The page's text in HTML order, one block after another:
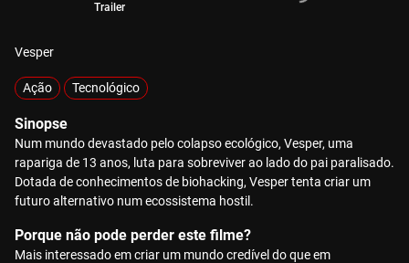
Trailer
Vesper
Ação Tecnológico
Sinopse
Num mundo devastado pelo colapso ecológico, Vesper, uma
rapariga de 13 anos, luta para sobreviver ao lado do pai paralisado.
Dotada de conhecimentos de biohacking, Vesper tenta criar um
futuro alternativo num ecossistema hostil.
Porque não pode perder este filme?
Mais interessado em criar um mundo credível do que em